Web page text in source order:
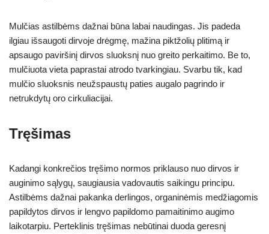
Mulčias astilbėms dažnai būna labai naudingas. Jis padeda
ilgiau išsaugoti dirvoje drėgmę, mažina piktžolių plitimą ir
apsaugo paviršinį dirvos sluoksnį nuo greito perkaitimo. Be to,
mulčiuota vieta paprastai atrodo tvarkingiau. Svarbu tik, kad
mulčio sluoksnis neužspaustų paties augalo pagrindo ir
netrukdytų oro cirkuliacijai.
Tręšimas
Kadangi konkrečios tręšimo normos priklauso nuo dirvos ir
auginimo sąlygų, saugiausia vadovautis saikingu principu.
Astilbėms dažnai pakanka derlingos, organinėmis medžiagomis
papildytos dirvos ir lengvo papildomo pamaitinimo augimo
laikotarpiu. Perteklinis tręšimas nebūtinai duoda geresnį